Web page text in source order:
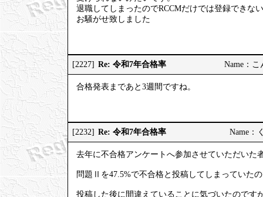
退職してしまったのでRCCMだけでは登録できな
お騒がせ致しました
[2227] Re: 令和7年合格率 Name：
合格発表まであと3週間ですね。
[2232] Re: 令和7年合格率 Name：
去年に不合格アンケートへ参加させていただいた
問題Ⅱを47.5%で不合格と投稿してしまっていた
投稿した後に間違えていることに気づいたのです